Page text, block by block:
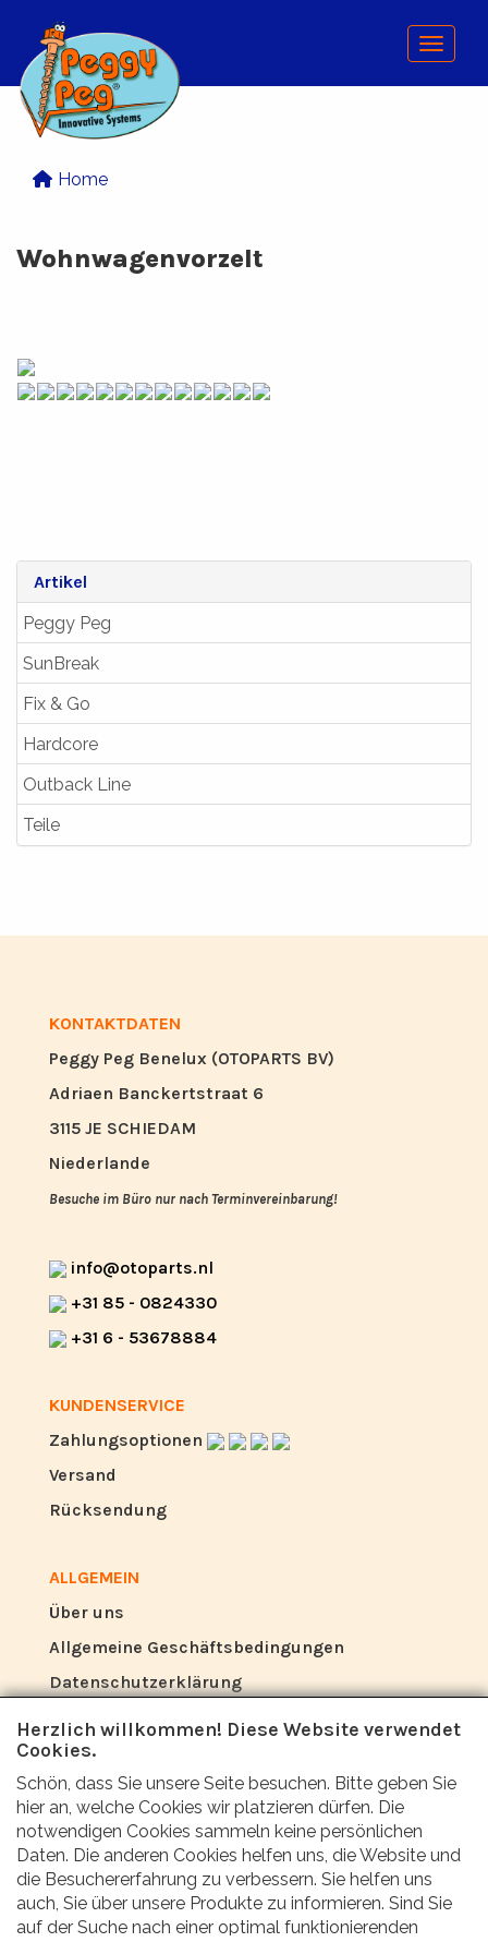
Menu
Artikel
Peggy Peg
SunBreak
Fix & Go
Hardcore
Outback Line
Teile
Home
Wohnwagenvorzelt
KONTAKTDATEN
Peggy Peg Benelux (OTOPARTS BV)
Adriaen Banckertstraat 6
3115 JE SCHIEDAM
Niederlande
Besuche im Büro nur nach Terminvereinbarung!
info@otoparts.nl
+31 85 - 0824330
+31 6 - 53678884
KUNDENSERVICE
Zahlungsoptionen
Versand
Rücksendung
ALLGEMEIN
Über uns
Allgemeine Geschäftsbedingungen
Datenschutzerklärung
BEWERTUNG
Was sagen andere über uns?
Kunden bewerten unseren Service, unsere
Preise und die schnelle Lieferung mit einer
Durchschnittsnote von 9,6 (Qualitätsbericht
Herzlich willkommen! Diese Website verwendet
Cookies.
Schön, dass Sie unsere Seite besuchen. Bitte geben Sie
hier an, welche Cookies wir platzieren dürfen. Die
notwendigen Cookies sammeln keine persönlichen
Daten. Die anderen Cookies helfen uns, die Website und
die Besuchererfahrung zu verbessern. Sie helfen uns
auch, Sie über unsere Produkte zu informieren. Sind Sie
auf der Suche nach einer optimal funktionierenden